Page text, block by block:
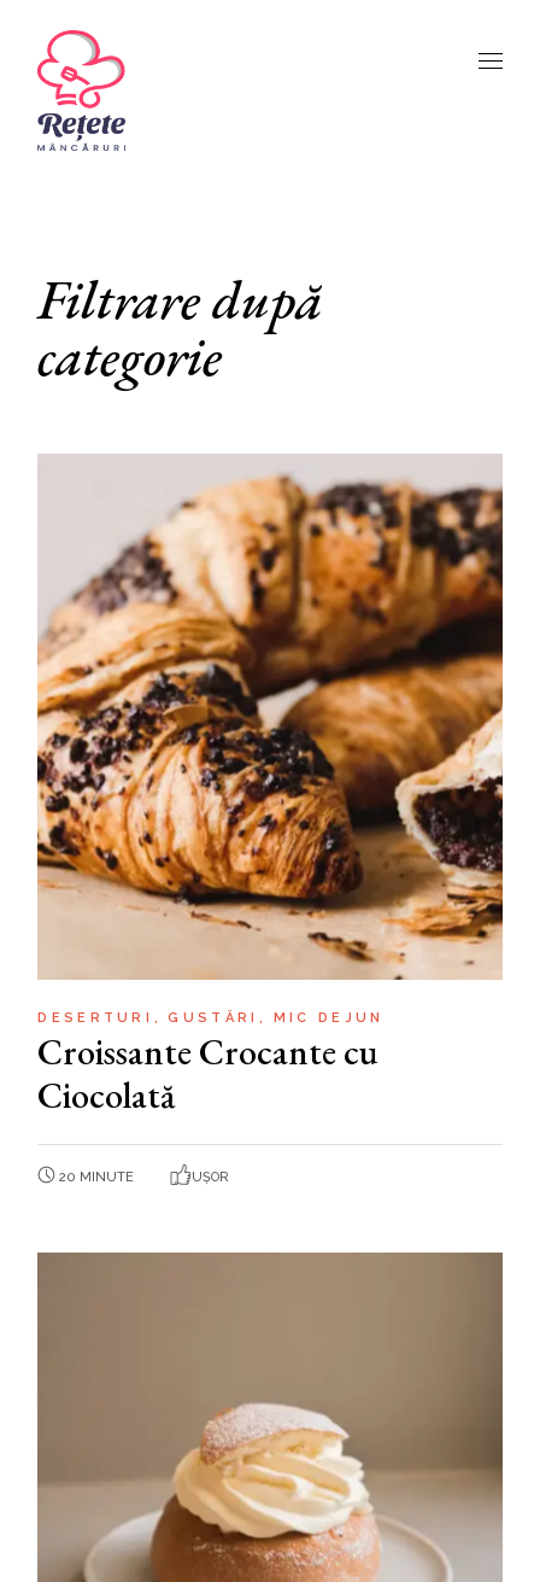
content
Filtrare după
categorie
DESERTURI GUSTĂRI MIC DEJUN
Croissante Crocante cu
Ciocolată
20 MINUTE UȘOR